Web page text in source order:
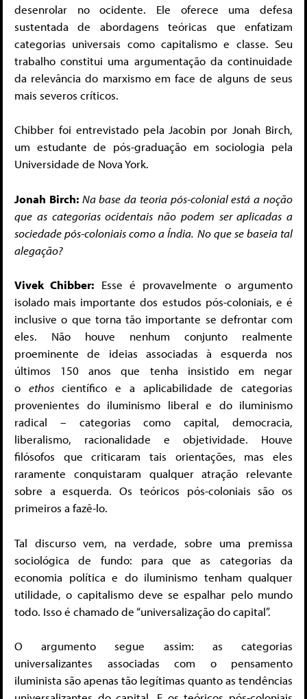
desenrolar no ocidente. Ele oferece uma defesa
sustentada de abordagens teóricas que enfatizam
categorias universais como capitalismo e classe. Seu
trabalho constitui uma argumentação da continuidade
da relevância do marxismo em face de alguns de seus
mais severos críticos.
Chibber foi entrevistado pela Jacobin por Jonah Birch,
um estudante de pós-graduação em sociologia pela
Universidade de Nova York.
Jonah Birch: Na base da teoria pós-colonial está a noção
que as categorias ocidentais não podem ser aplicadas a
sociedade pós-coloniais como a Índia. No que se baseia tal
alegação?
Vivek Chibber: Esse é provavelmente o argumento
isolado mais importante dos estudos pós-coloniais, e é
inclusive o que torna tão importante se defrontar com
eles. Não houve nenhum conjunto realmente
proeminente de ideias associadas à esquerda nos
últimos 150 anos que tenha insistido em negar
o ethoscientífico e a aplicabilidade de categorias
provenientes do iluminismo liberal e do iluminismo
radical – categorias como capital, democracia,
liberalismo, racionalidade e objetividade. Houve
filósofos que criticaram tais orientações, mas eles
raramente conquistaram qualquer atração relevante
sobre a esquerda. Os teóricos pós-coloniais são os
primeiros a fazê-lo.
Tal discurso vem, na verdade, sobre uma premissa
sociológica de fundo: para que as categorias da
economia política e do iluminismo tenham qualquer
utilidade, o capitalismo deve se espalhar pelo mundo
todo. Isso é chamado de “universalização do capital”.
O argumento segue assim: as categorias
universalizantes associadas com o pensamento
iluminista são apenas tão legítimas quanto as tendências